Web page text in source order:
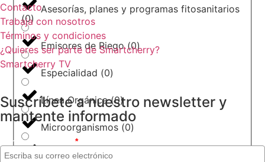
Asesorías, planes y programas fitosanitarios
(0)
Emisores de Riego (0)
Especialidad (0)
Línea Orgánica (0)
Microorganismos (0)
Bioestimulación Foliar
Contacto
Trabaja con nosotros
Términos y condiciones
¿Quieres ser parte de Smartcherry?
Smartcherry TV
Explora Smartcherry
Suscríbete a nuestro newsletter y
mantente informado
Correo electrónico *